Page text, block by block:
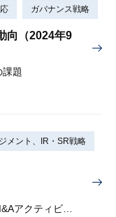
ガバナンス戦略
向（2024年9
課題
メント、IR・SR戦略
一般化する株主アクティビズムと目立つM&Aアクティビズム